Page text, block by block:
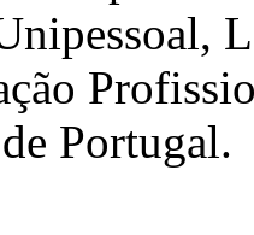
Portugal.